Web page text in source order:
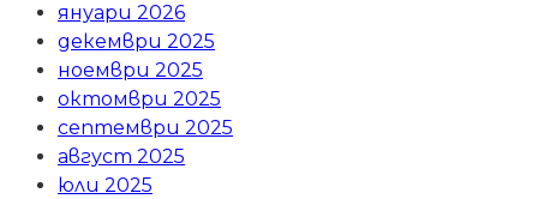
януари 2026
декември 2025
ноември 2025
октомври 2025
септември 2025
август 2025
юли 2025